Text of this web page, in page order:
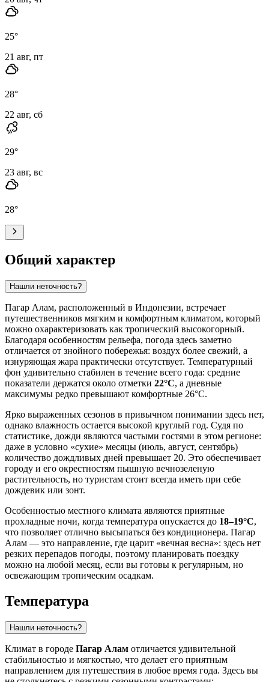
25°
21 авг, пт
28°
22 авг, сб
29°
23 авг, вс
28°
Общий характер
Нашли неточность?
Пагар Алам, расположенный в Индонезии, встречает
путешественников мягким и комфортным климатом, который
можно охарактеризовать как тропический высокогорный.
Благодаря особенностям рельефа, погода здесь заметно
отличается от знойного побережья: воздух более свежий, а
изнуряющая жара практически отсутствует. Температурный
фон удивительно стабилен в течение всего года: средние
показатели держатся около отметки 22°C, а дневные
максимумы редко превышают комфортные 26°C.
Ярко выраженных сезонов в привычном понимании здесь нет,
однако влажность остается высокой круглый год. Судя по
статистике, дожди являются частыми гостями в этом регионе:
даже в условно «сухие» месяцы (июль, август, сентябрь)
количество дождливых дней превышает 20. Это обеспечивает
городу и его окрестностям пышную вечнозеленую
растительность, но туристам стоит всегда иметь при себе
дождевик или зонт.
Особенностью местного климата являются приятные
прохладные ночи, когда температура опускается до 18–19°C,
что позволяет отлично высыпаться без кондиционера. Пагар
Алам — это направление, где царит «вечная весна»: здесь нет
резких перепадов погоды, поэтому планировать поездку
можно на любой месяц, если вы готовы к регулярным, но
освежающим тропическим осадкам.
Температура
Нашли неточность?
Климат в городе Пагар Алам отличается удивительной
стабильностью и мягкостью, что делает его приятным
направлением для путешествия в любое время года. Здесь вы